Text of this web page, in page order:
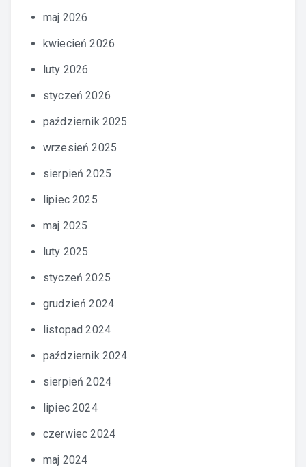
maj 2026
kwiecień 2026
luty 2026
styczeń 2026
październik 2025
wrzesień 2025
sierpień 2025
lipiec 2025
maj 2025
luty 2025
styczeń 2025
grudzień 2024
listopad 2024
październik 2024
sierpień 2024
lipiec 2024
czerwiec 2024
maj 2024